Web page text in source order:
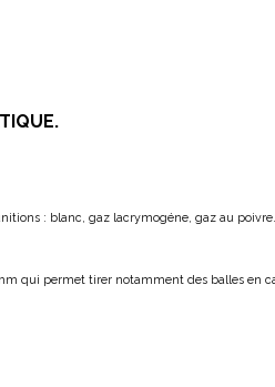
: blanc, gaz lacrymogéne, gaz au
qui permet tirer notamment des balles en